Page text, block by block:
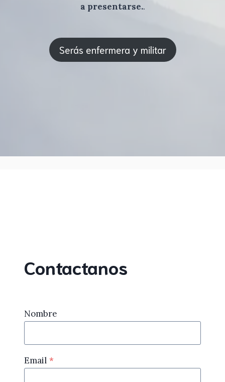
a presentarse..
Serás enfermera y militar
Contactanos
Nombre
Email *